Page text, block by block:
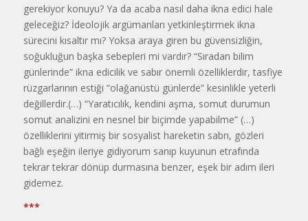
gerekiyor konuyu? Ya da acaba nasıl daha ikna edici hale
geleceğiz? İdeolojik argümanları yetkinleştirmek ikna
sürecini kısaltır mı? Yoksa araya giren bu güvensizliğin,
soğukluğun başka sebepleri mi vardır? “Sıradan bilim
günlerinde” ikna edicilik ve sabır önemli özelliklerdir, tasfiye
rüzgarlarının estiği “olağanüstü günlerde” kesinlikle yeterli
değillerdir.(…) “Yaratıcılık, kendini aşma, somut durumun
somut analizini en nesnel bir biçimde yapabilme” (…)
özelliklerini yitirmiş bir sosyalist hareketin sabrı, gözleri
bağlı eşeğin ileriye gidiyorum sanıp kuyunun etrafında
tekrar tekrar dönüp durmasına benzer, eşek bir adım ileri
gidemez.
***